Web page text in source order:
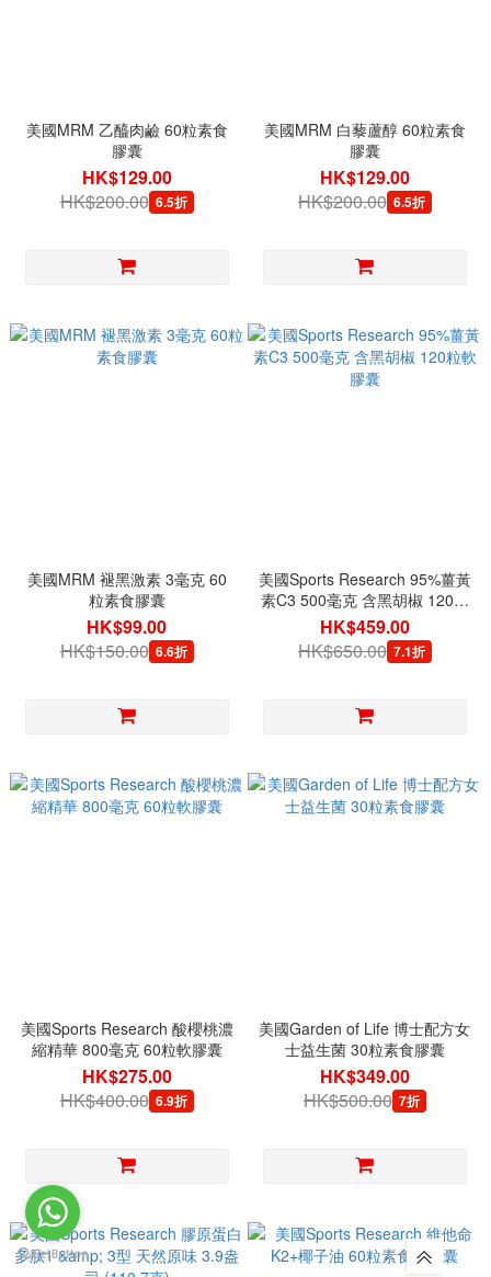
美國MRM 乙醯肉鹼 60粒素食
膠囊
HK$129.00
HK$200.00 6.5折
美國MRM 白藜蘆醇 60粒素食
膠囊
HK$129.00
HK$200.00 6.5折
美國MRM 褪黑激素 3毫克 60
粒素食膠囊
HK$99.00
HK$150.00 6.6折
美國Sports Research 95%薑黃
素C3 500毫克 含黑胡椒 120粒
軟膠囊
HK$459.00
HK$650.00 7.1折
美國Sports Research 酸櫻桃濃
縮精華 800毫克 60粒軟膠囊
HK$275.00
HK$400.00 6.9折
美國Garden of Life 博士配方女
士益生菌 30粒素食膠囊
HK$349.00
HK$500.00 7折